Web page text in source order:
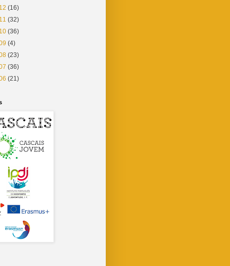
(16)
(32)
(36)
(4)
(23)
(36)
(21)